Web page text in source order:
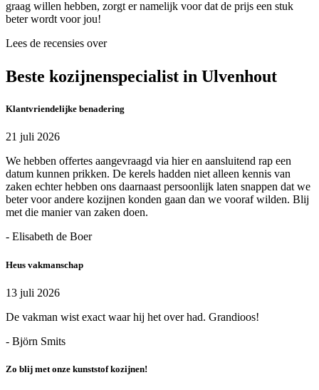
graag willen hebben, zorgt er namelijk voor dat de prijs een stuk
beter wordt voor jou!
Lees de recensies over
Beste kozijnenspecialist in Ulvenhout
Klantvriendelijke benadering
21 juli 2026
We hebben offertes aangevraagd via hier en aansluitend rap een
datum kunnen prikken. De kerels hadden niet alleen kennis van
zaken echter hebben ons daarnaast persoonlijk laten snappen dat we
beter voor andere kozijnen konden gaan dan we vooraf wilden. Blij
met die manier van zaken doen.
- Elisabeth de Boer
Heus vakmanschap
13 juli 2026
De vakman wist exact waar hij het over had. Grandioos!
- Björn Smits
Zo blij met onze kunststof kozijnen!